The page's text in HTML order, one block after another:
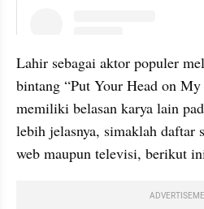
Lahir sebagai aktor populer
bintang “Put Your Head on
memiliki belasan karya lain
lebih jelasnya, simaklah
web maupun televisi, berikut